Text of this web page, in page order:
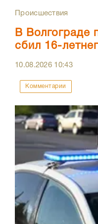
Происшествия
В Волгограде
сбил 16-
10.08.2026 10:43
Комментарии